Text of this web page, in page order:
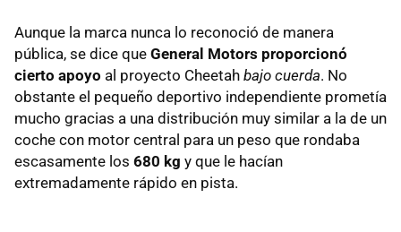
Aunque la marca nunca lo reconoció de manera
pública, se dice que General Motors proporcionó
cierto apoyo al proyecto Cheetah bajo cuerda. No
obstante el pequeño deportivo independiente prometía
mucho gracias a una distribución muy similar a la de un
coche con motor central para un peso que rondaba
escasamente los 680 kg y que le hacían
extremadamente rápido en pista.